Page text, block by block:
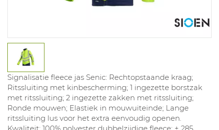
Signalisatie fleece jas Senic: Rechtopstaande kraag;
Ritssluiting met kinbescherming; 1 ingezette borstzak
met ritssluiting; 2 ingezette zakken met ritssluiting;
Ronde mouwen; Elastiek in mouwuiteinde; Lange
ritssluiting lus voor het extra eenvoudig openen.